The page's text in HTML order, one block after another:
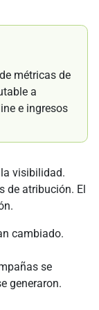
métricas de
a
e ingresos
visibilidad.
de atribución. El
cambiado.
se
generaron.